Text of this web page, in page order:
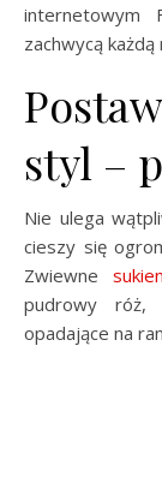
internetowym
zachwycą
styl –
Nie ulega
cieszy się
Zwiewne
pudrowy róż,
opadające na